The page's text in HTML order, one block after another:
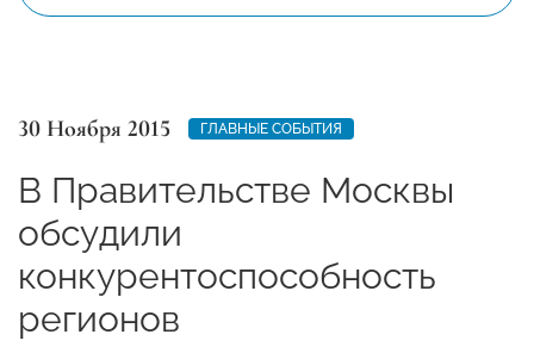
30 Ноября 2015 ГЛАВНЫЕ СОБЫТИЯ
В Правительстве Москвы
обсудили
конкурентоспособность
регионов